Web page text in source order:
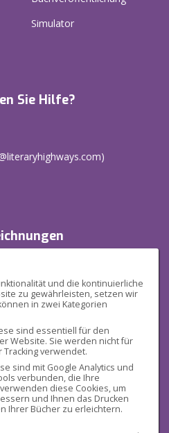
und die kontinuierliche
zu gewährleisten, setzen wir
in zwei Kategorien
sind essentiell für den
Website. Sie werden nicht für
Tracking verwendet.
sind mit Google Analytics und
verbunden, die Ihre
diese Cookies, um
und Ihnen das Drucken
Ihrer Bücher zu erleichtern.
.
Simulator
Sie Hilfe?
)